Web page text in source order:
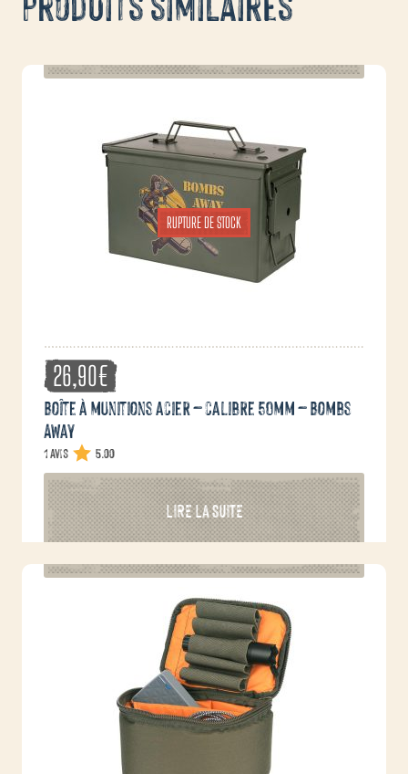
RUPTURE DE STOCK
26,90€
Boîte à munitions acier – calibre 50mm – Bombs
Away
1 avis 5.00
LIRE LA SUITE